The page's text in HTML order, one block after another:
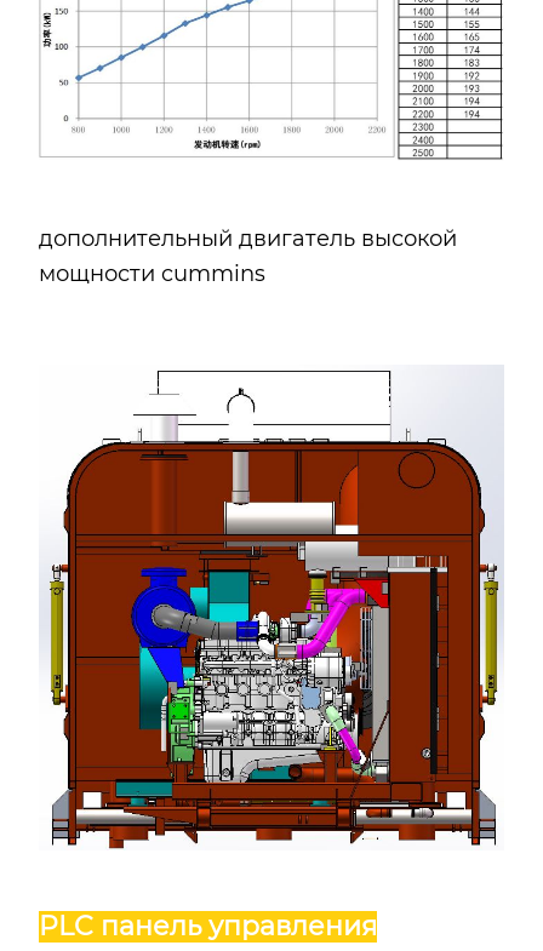
дополнительный двигатель высокой
мощности cummins
PLC панель управления